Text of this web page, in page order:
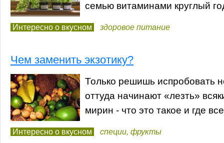
семью витаминами круглый
Интересно о вкусном здоровое питание
Чем заменить экзотику?
Только решишь испробовать
оттуда начинают «лезть»
мирин - что это такое и где
Интересно о вкусном специи, фрукты